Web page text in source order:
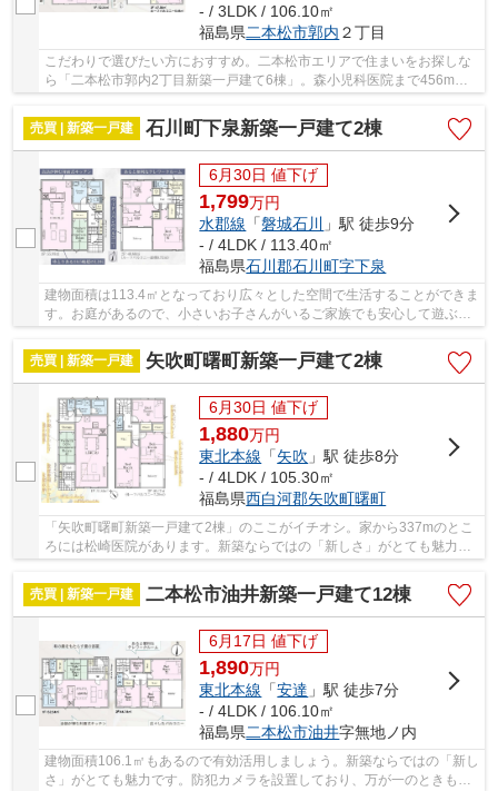
- / 3LDK / 106.10㎡
福島県二本松市郭内 ２丁目
こだわりで選びたい方におすすめ。二本松市エリアで住まいをお探しな
ら「二本松市郭内2丁目新築一戸建て6棟」。森小児科医院まで456mで
す。防犯カメラ付きのセキュリティに配慮した物...
売買 | 新築一戸建
石川町下泉新築一戸建て2棟
6月30日 値下げ
1,799万円
水郡線 「磐城石川 」駅 徒歩9分
- / 4LDK / 113.40㎡
福島県石川郡石川町字下泉
建物面積は113.4㎡となっており広々とした空間で生活することができま
す。お庭があるので、小さいお子さんがいるご家族でも安心して遊ぶこ
とができます。自身の書斎を持てます。新築な...
売買 | 新築一戸建
矢吹町曙町新築一戸建て2棟
6月30日 値下げ
1,880万円
東北本線 「矢吹 」駅 徒歩8分
- / 4LDK / 105.30㎡
福島県西白河郡矢吹町曙町
「矢吹町曙町新築一戸建て2棟」のここがイチオシ。家から337mのとこ
ろには松崎医院があります。新築ならではの「新しさ」がとても魅力で
売買 | 新築一戸建
二本松市油井新築一戸建て12棟
6月17日 値下げ
1,890万円
東北本線 「安達 」駅 徒歩7分
- / 4LDK / 106.10㎡
福島県二本松市油井字無地ノ内
建物面積106.1㎡もあるので有効活用しましょう。新築ならではの「新し
さ」がとても魅力です。防犯カメラを設置しており、万が一のときも対